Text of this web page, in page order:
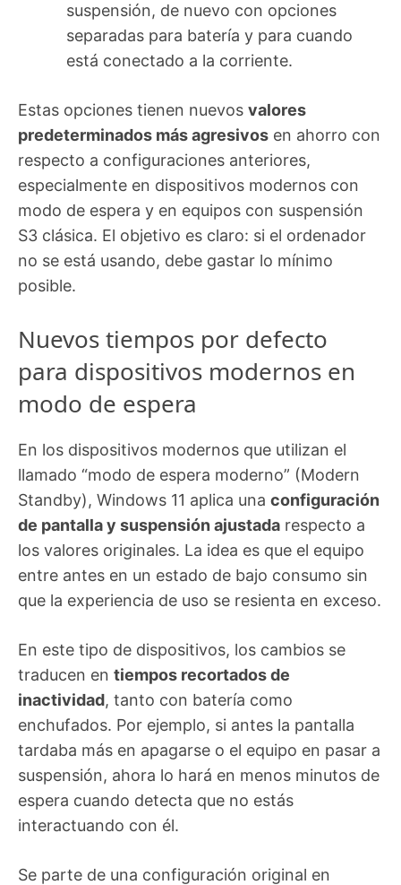
suspensión, de nuevo con opciones
separadas para batería y para cuando
está conectado a la corriente.
Estas opciones tienen nuevos valores
predeterminados más agresivos en ahorro con
respecto a configuraciones anteriores,
especialmente en dispositivos modernos con
modo de espera y en equipos con suspensión
S3 clásica. El objetivo es claro: si el ordenador
no se está usando, debe gastar lo mínimo
posible.
Nuevos tiempos por defecto
para dispositivos modernos en
modo de espera
En los dispositivos modernos que utilizan el
llamado “modo de espera moderno” (Modern
Standby), Windows 11 aplica una configuración
de pantalla y suspensión ajustada respecto a
los valores originales. La idea es que el equipo
entre antes en un estado de bajo consumo sin
que la experiencia de uso se resienta en exceso.
En este tipo de dispositivos, los cambios se
traducen en tiempos recortados de
inactividad, tanto con batería como
enchufados. Por ejemplo, si antes la pantalla
tardaba más en apagarse o el equipo en pasar a
suspensión, ahora lo hará en menos minutos de
espera cuando detecta que no estás
interactuando con él.
Se parte de una configuración original en